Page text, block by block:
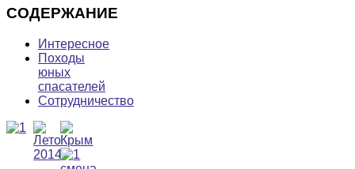
СОДЕРЖАНИЕ
Интересное
Походы
юных
спасателей
Сотрудничество